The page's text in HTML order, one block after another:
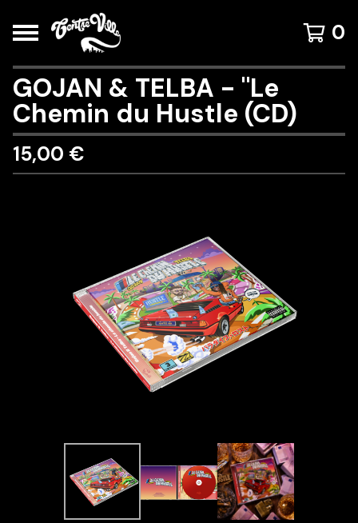
0
GOJAN & TELBA - "Le
Chemin du Hustle (CD)
15,00 €